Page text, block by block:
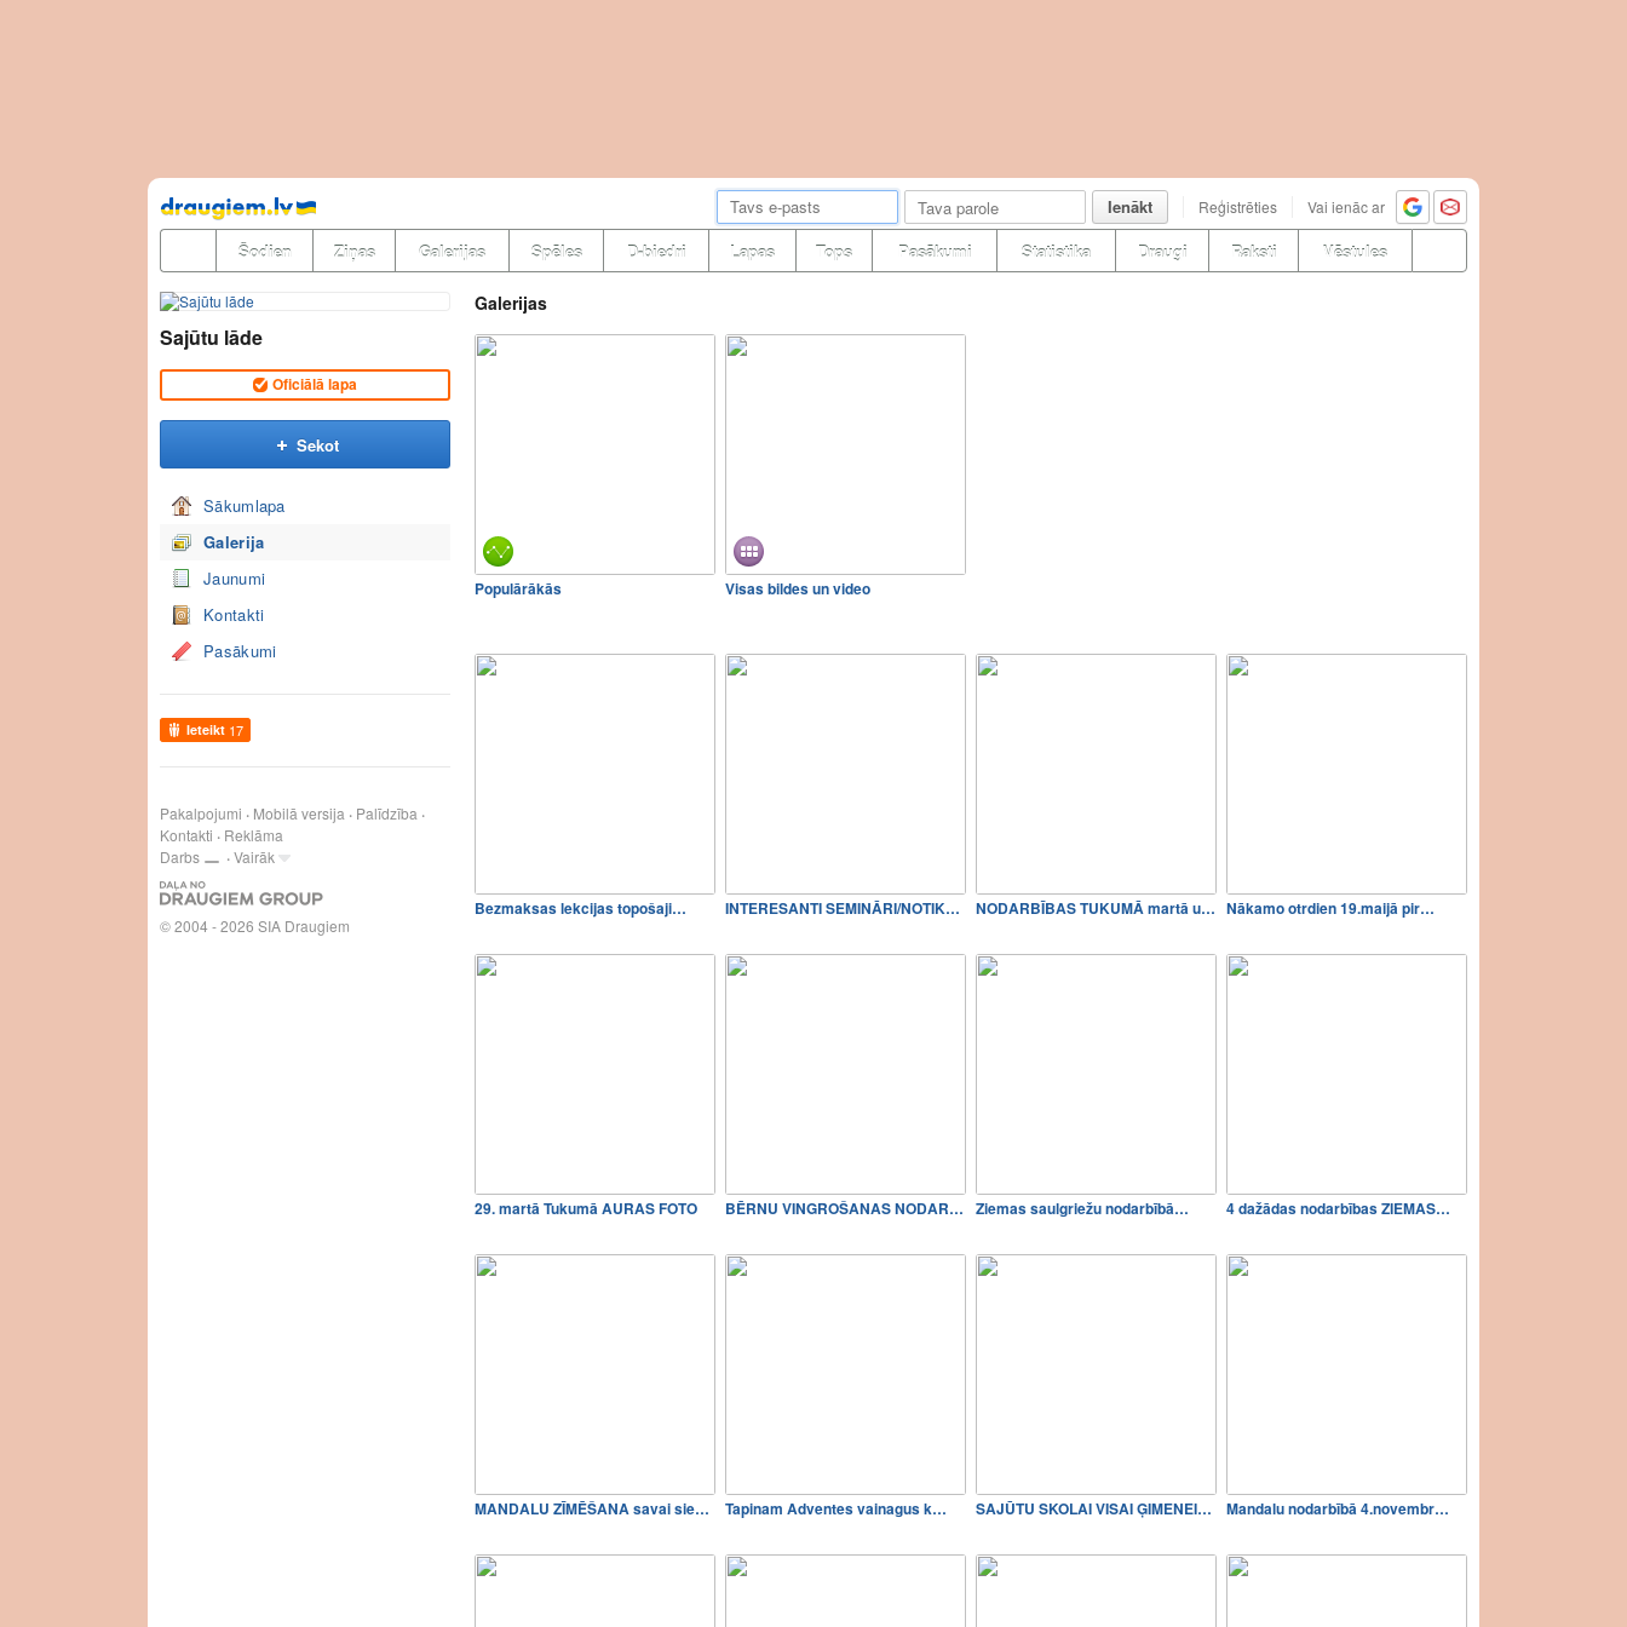
Pāriet
uz
saturu
Ienākt Reģistrēties Vai ienāc ar
Šodien Ziņas Galerijas Spēles D-biedri Lapas Tops Pasākumi Statistika Draugi Raksti Vēstules
Sajūtu lāde
Oficiālā lapa
Sekot
Sākumlapa
Galerija
Jaunumi
Kontakti
Pasākumi
Ieteikt 17
Pakalpojumi Mobilā versija
Palīdzība
Kontakti
Reklāma
Darbs
Vairāk
© 2004 - 2026 SIA Draugiem
Galerijas
Populārākās Visas bildes un video
Bezmaksas lekcijas topošaji… INTERESANTI SEMINĀRI/NOTIKU… NODARBĪBAS TUKUMĀ martā un… Nākamo otrdien 19.maijā pir…
29. martā Tukumā AURAS FOTO BĒRNU VINGROŠANAS NODARBĪBA… Ziemas saulgriežu nodarbībā… 4 dažādas nodarbības ZIEMAS…
MANDALU ZĪMĒŠANA savai siev… Tapinam Adventes vainagus k… SAJŪTU SKOLAI VISAI ĢIMENEI… Mandalu nodarbībā 4.novembr…